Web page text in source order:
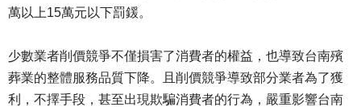
萬以上15萬元以下罰鍰。
少數業者削價競爭不僅損害了消費者的權益，也導致台南殯
葬業的整體服務品質下降。且削價競爭導致部分業者為了獲
利，不擇手段，甚至出現欺騙消費者的行為，嚴重影響台南